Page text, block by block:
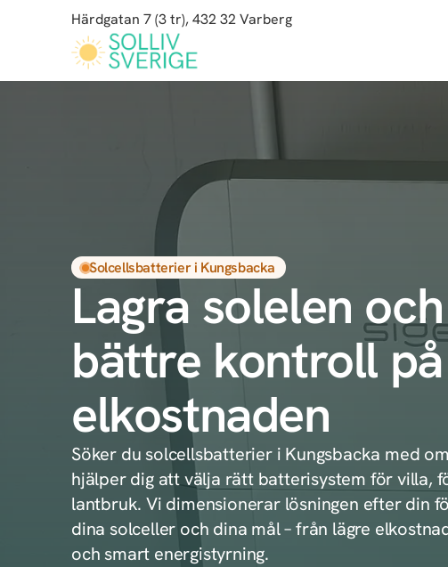
huvudinnehåll
Härdgatan 7 (3 tr), 432 32 Varberg
Solcellsbatterier i Kungsbacka
Lagra solelen
bättre kontroll på
elkostnaden
Söker du solcellsbatterier i Kungsbacka med
hjälper dig att välja rätt batterisystem för villa,
lantbruk. Vi dimensionerar lösningen efter din
dina solceller och dina mål – från lägre
och smart energistyrning.